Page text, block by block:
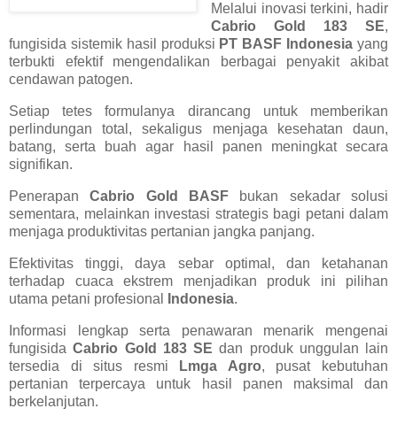
Melalui inovasi terkini, hadir
Cabrio Gold 183 SE,
fungisida sistemik hasil produksi PT BASF Indonesiayang
terbukti efektif mengendalikan berbagai penyakit akibat
cendawan patogen.
Setiap tetes formulanya dirancang untuk memberikan
perlindungan total, sekaligus menjaga kesehatan daun,
batang, serta buah agar hasil panen meningkat secara
signifikan.
PenerapanCabrio Gold BASF bukan sekadar solusi
sementara, melainkan investasi strategis bagi petani dalam
menjaga produktivitas pertanian jangka panjang.
Efektivitas tinggi, daya sebar optimal, dan ketahanan
terhadap cuaca ekstrem menjadikan produk ini pilihan
utama petani profesional
Indonesia.
Informasi lengkap serta penawaran menarik mengenai
fungisidaCabrio Gold 183 SE dan produk unggulan lain
tersedia di situs resmi
Lmga Agro, pusat kebutuhan
pertanian terpercaya untuk hasil panen maksimal dan
berkelanjutan.